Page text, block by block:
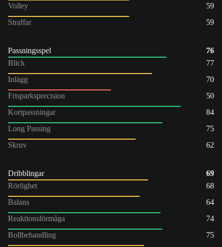
Volley
59
Straffar
59
Passningsspel
76
Blick
77
Inlägg
70
Frisparksprecision
50
Kortpassningar
84
Long Passing
75
Skruv
62
Dribblingar
69
Rörlighet
68
Balans
64
Reaktionsförmåga
74
Bollbehandling
75